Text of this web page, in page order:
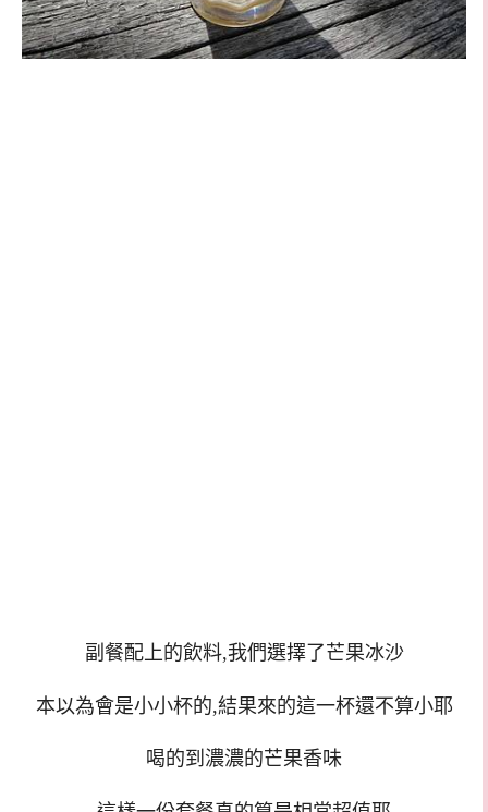
副餐配上的飲料,我們選擇了芒果冰沙
本以為會是小小杯的,結果來的這一杯還不算小耶
喝的到濃濃的芒果香味